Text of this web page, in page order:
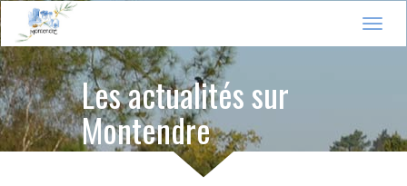
T
o
n
a
Les actualités sur
Montendre